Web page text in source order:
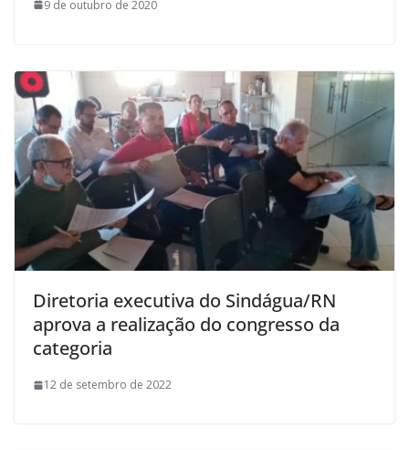
9 de outubro de 2020
Diretoria executiva do Sindágua/RN
aprova a realização do congresso da
categoria
12 de setembro de 2022